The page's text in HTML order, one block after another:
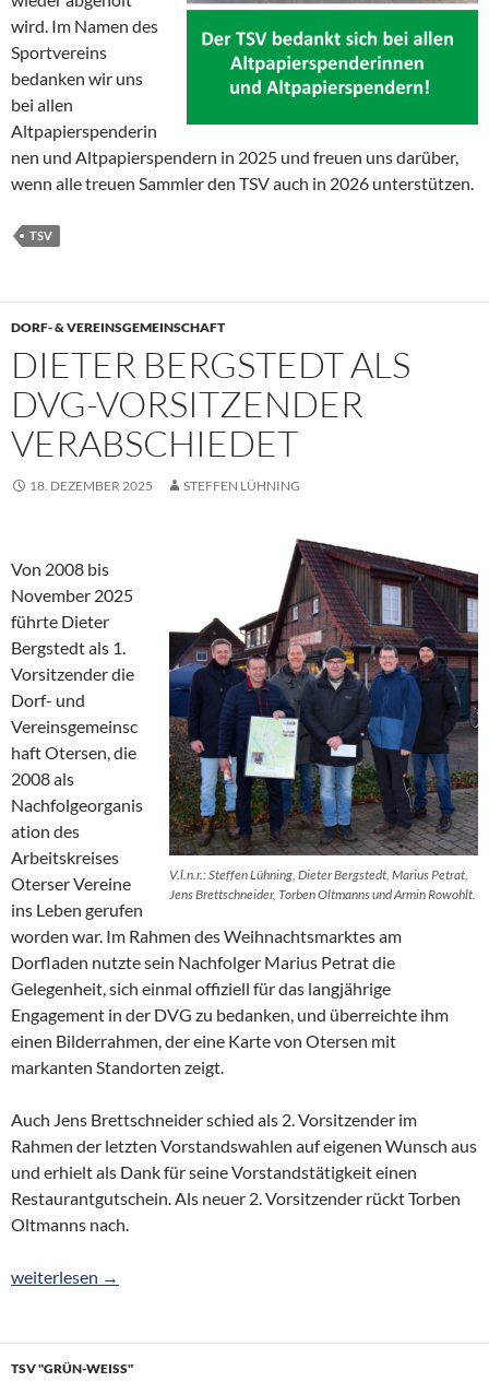
wird. Im Namen des
Sportvereins
bedanken wir uns
bei allen
Altpapierspenderin
nen und Altpapierspendern in 2025 und freuen uns darüber,
wenn alle treuen Sammler den TSV auch in 2026 unterstützen.
TSV
DORF- & VEREINSGEMEINSCHAFT
DIETER BERGSTEDT ALS
DVG-VORSITZENDER
VERABSCHIEDET
18. DEZEMBER 2025 STEFFEN LÜHNING
V.l.n.r.: Steffen Lühning, Dieter Bergstedt, Marius Petrat,
Jens Brettschneider, Torben Oltmanns und Armin Rowohlt.
Von 2008 bis
November 2025
führte Dieter
Bergstedt als 1.
Vorsitzender die
Dorf- und
Vereinsgemeinsc
haft Otersen, die
2008 als
Nachfolgeorganis
ation des
Arbeitskreises
Oterser Vereine
ins Leben gerufen
worden war. Im Rahmen des Weihnachtsmarktes am
Dorfladen nutzte sein Nachfolger Marius Petrat die
Gelegenheit, sich einmal offiziell für das langjährige
Engagement in der DVG zu bedanken, und überreichte ihm
einen Bilderrahmen, der eine Karte von Otersen mit
markanten Standorten zeigt.
Auch Jens Brettschneider schied als 2. Vorsitzender im
Rahmen der letzten Vorstandswahlen auf eigenen Wunsch aus
und erhielt als Dank für seine Vorstandstätigkeit einen
Restaurantgutschein. Als neuer 2. Vorsitzender rückt Torben
Oltmanns nach.
Dieter Bergstedt als DVG-Vorsitzender verabschiedet
weiterlesen →
TSV "GRÜN-WEISS"